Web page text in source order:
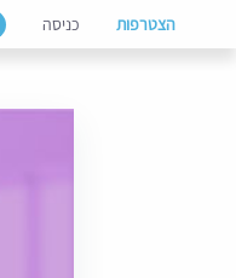
הצטרפות כניסה